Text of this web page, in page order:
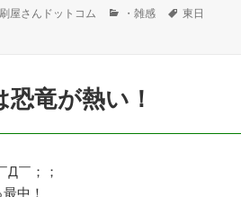
屋さんドットコム
カ・雑感
タ
東日
竜が熱い！
￣；；
中！